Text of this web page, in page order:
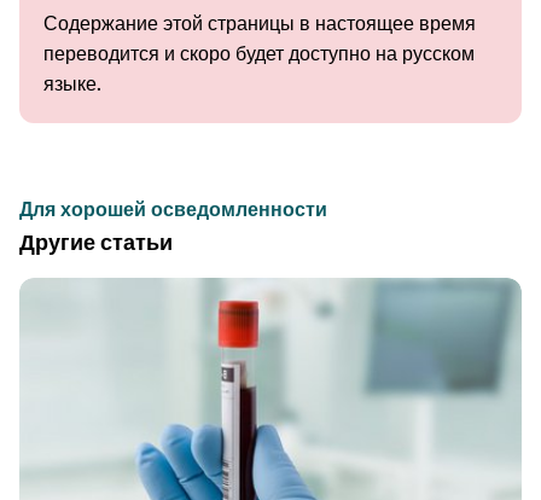
Содержание этой страницы в настоящее время
переводится и скоро будет доступно на русском
языке.
Для хорошей осведомленности
Другие статьи